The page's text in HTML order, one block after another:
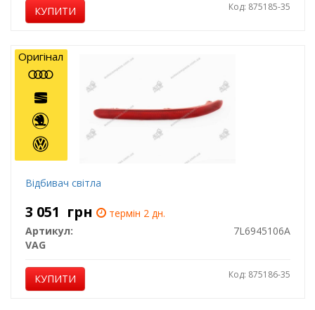
КУПИТИ Код: 875185-35
Відбивач світла
3 051 грн
термін 2 дн.
Артикул:
7L6945106A
VAG
КУПИТИ Код: 875186-35
Оригінал